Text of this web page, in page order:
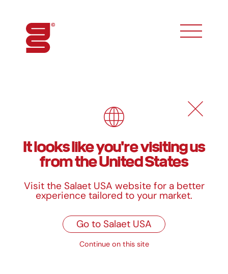
toggle
Cápsulas especiales
Cápsulas impresas
Ver producto
Molde tarta
Fornarina
Ver producto
Ver producto
Bizcocho
Ver producto
It looks like you're visiting us
from the United States
Visit the Salaet USA website for a better
experience tailored to your market.
Go to Salaet USA
Continue on this site